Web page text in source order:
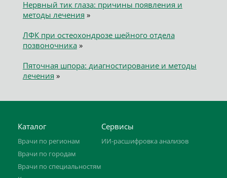
Нервный тик глаза: причины появления и
методы лечения »
ЛФК при остеохондрозе шейного отдела
позвоночника»
Пяточная шпора: диагностирование и методы
лечения »
Каталог
Врачи по регионам
Врачи по городам
Врачи по специальностям
Сервисы
ИИ-расшифровка анализов